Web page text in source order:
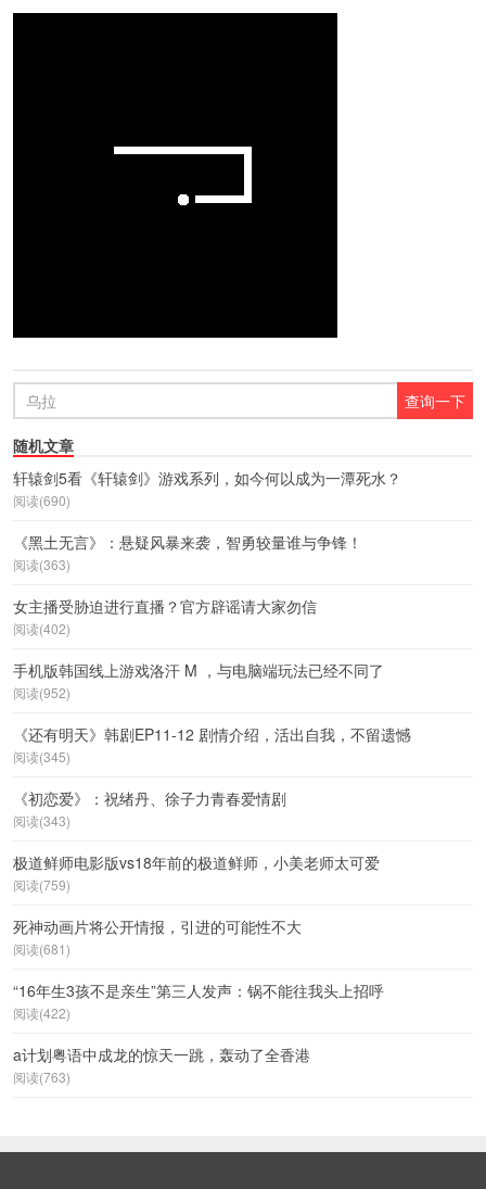
随机文章
轩辕剑5看《轩辕剑》游戏系列，如今何以成为一潭死水？
阅读(690)
《黑土无言》：悬疑风暴来袭，智勇较量谁与争锋！
阅读(363)
女主播受胁迫进行直播？官方辟谣请大家勿信
阅读(402)
手机版韩国线上游戏洛汗 M ，与电脑端玩法已经不同了
阅读(952)
《还有明天》韩剧EP11-12 剧情介绍，活出自我，不留遗憾
阅读(345)
《初恋爱》：祝绪丹、徐子力青春爱情剧
阅读(343)
极道鲜师电影版vs18年前的极道鲜师，小美老师太可爱
阅读(759)
死神动画片将公开情报，引进的可能性不大
阅读(681)
“16年生3孩不是亲生”第三人发声：锅不能往我头上招呼
阅读(422)
a计划粤语中成龙的惊天一跳，轰动了全香港
阅读(763)